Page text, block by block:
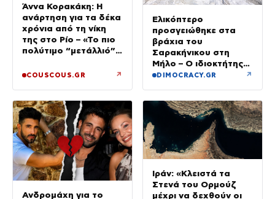
Άννα Κορακάκη: Η
ανάρτηση για τα δέκα
χρόνια από τη νίκη
της στο Ρίο – «Το πιο
πολύτιμο “μετάλλιό”
COUSCOUS.GR ↗
Ελικόπτερο
προσγειώθηκε στα
βράχια του
Σαρακήνικου στη
Μήλο – Ο ιδιοκτήτης
κατέβηκε για μπάνιο
DIMOCRACY.GR ↗
Ανδρομάχη για το
Ιράν: «Κλειστά τα
Στενά του Ορμούζ
μέχρι να δεχθούν οι